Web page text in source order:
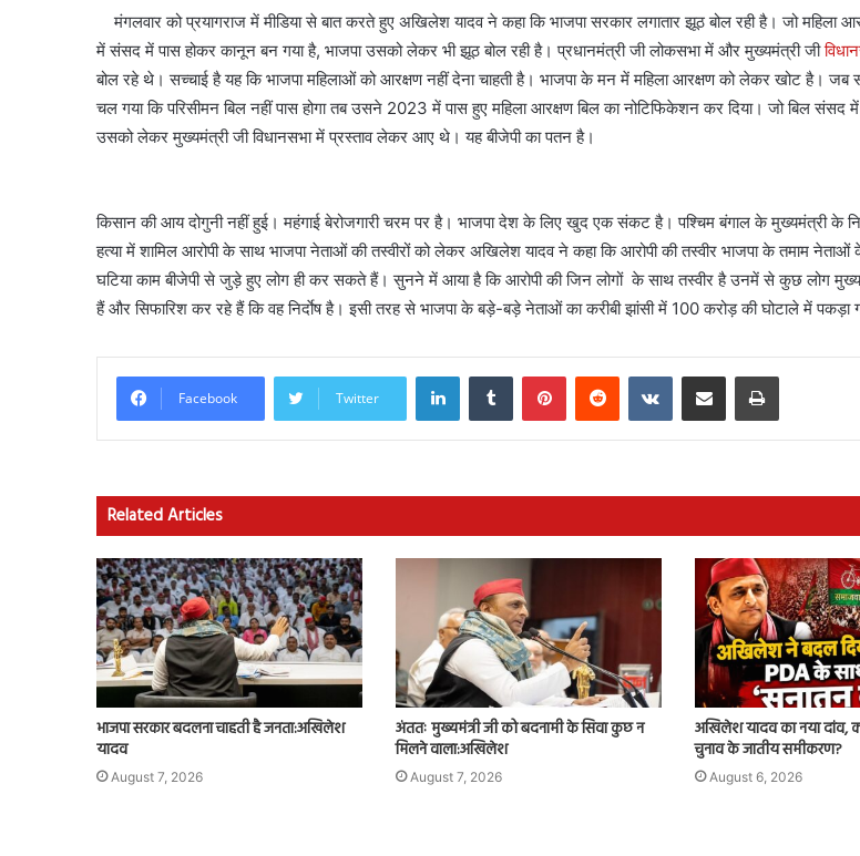
मंगलवार को प्रयागराज में मीडिया से बात करते हुए अखिलेश यादव ने कहा कि भाजपा सरकार लगातार झूठ बोल रही है। जो महिला
में संसद में पास होकर कानून बन गया है, भाजपा उसको लेकर भी झूठ बोल रही है। प्रधानमंत्री जी लोकसभा में और मुख्यमंत्री जी
बोल रहे थे। सच्चाई है यह कि भाजपा महिलाओं को आरक्षण नहीं देना चाहती है। भाजपा के मन में महिला आरक्षण को लेकर खोट है। जब
चल गया कि परिसीमन बिल नहीं पास होगा तब उसने 2023 में पास हुए महिला आरक्षण बिल का नोटिफिकेशन कर दिया। जो बिल संसद में
उसको लेकर मुख्यमंत्री जी विधानसभा में प्रस्ताव लेकर आए थे। यह बीजेपी का पतन है।
किसान की आय दोगुनी नहीं हुई। महंगाई बेरोजगारी चरम पर है। भाजपा देश के लिए खुद एक संकट है। पश्चिम बंगाल के मुख्यमंत्री के
हत्या में शामिल आरोपी के साथ भाजपा नेताओं की तस्वीरों को लेकर अखिलेश यादव ने कहा कि आरोपी की तस्वीर भाजपा के तमाम
घटिया काम बीजेपी से जुड़े हुए लोग ही कर सकते हैं। सुनने में आया है कि आरोपी की जिन लोगों के साथ तस्वीर है उनमें से कुछ लोग
हैं और सिफारिश कर रहे हैं कि वह निर्दाेष है। इसी तरह से भाजपा के बड़े-बड़े नेताओं का करीबी झांसी में 100 करोड़ की घोटाले में पकड़ा
Facebook Twitter
LinkedInTumblr PinterestReddit VKontakteShare via Email Print
Related Articles
भाजपा सरकार बदलना चाहती है जनता:अखिलेश
यादव
August 7, 2026
अंततः मुख्यमंत्री जी को बदनामी के सिवा कुछ न
मिलने वाला:अखिलेश
August 7, 2026
अखिलेश यादव का नया दांव,
चुनाव के जातीय समीकरण?
August 6, 2026